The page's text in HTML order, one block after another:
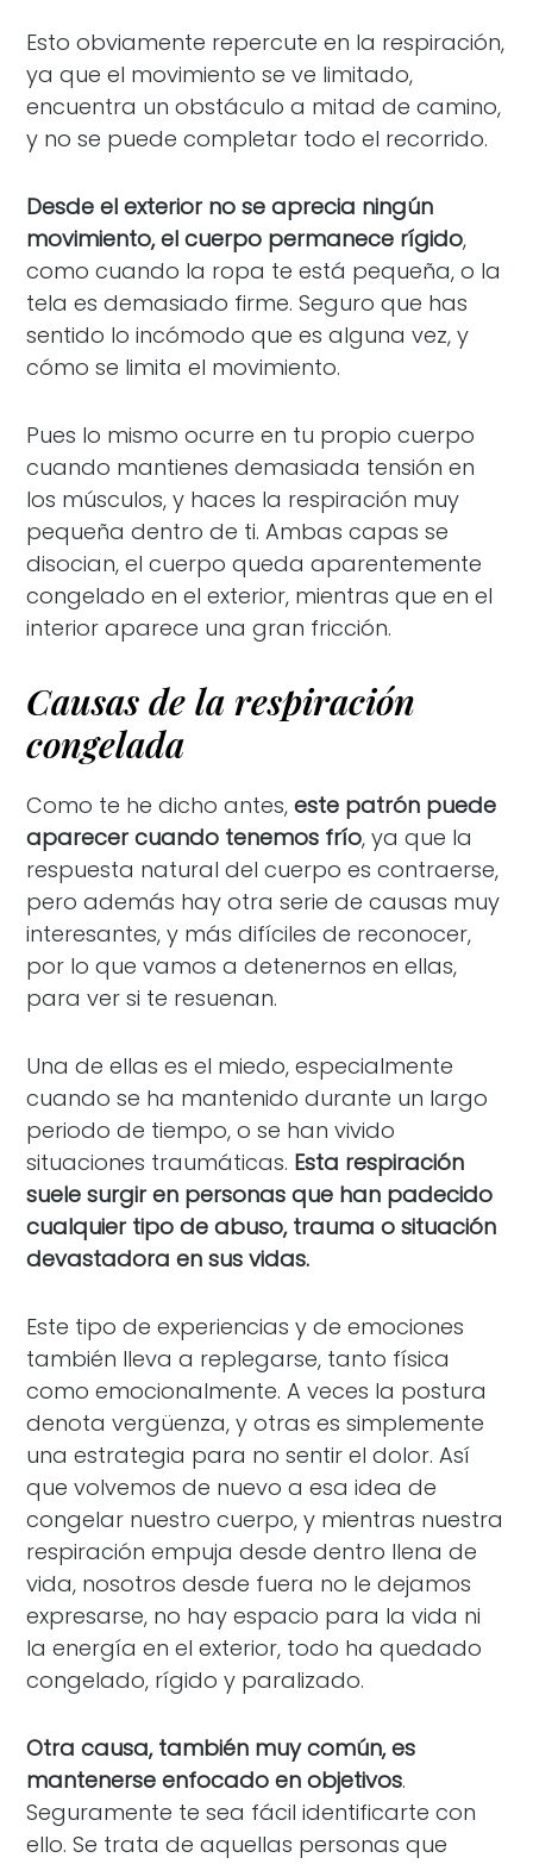
Esto obviamente repercute en la respiración,
ya que el movimiento se ve limitado,
encuentra un obstáculo a mitad de camino,
y no se puede completar todo el recorrido.
Desde el exterior no se aprecia ningún
movimiento, el cuerpo permanece rígido,
como cuando la ropa te está pequeña, o la
tela es demasiado firme. Seguro que has
sentido lo incómodo que es alguna vez, y
cómo se limita el movimiento.
Pues lo mismo ocurre en tu propio cuerpo
cuando mantienes demasiada tensión en
los músculos, y haces la respiración muy
pequeña dentro de ti. Ambas capas se
disocian, el cuerpo queda aparentemente
congelado en el exterior, mientras que en el
interior aparece una gran fricción.
Causas de la respiración
congelada
Como te he dicho antes,este patrón puede
aparecer cuando tenemos frío, ya que la
respuesta natural del cuerpo es contraerse,
pero además hay otra serie de causas muy
interesantes, y más difíciles de reconocer,
por lo que vamos a detenernos en ellas,
para ver si te resuenan.
Una de ellas es el miedo, especialmente
cuando se ha mantenido durante un largo
periodo de tiempo, o se han vivido
situaciones traumáticas. Esta respiración
suele surgir en personas que han padecido
cualquier tipo de abuso, trauma o situación
devastadora en sus vidas.
Este tipo de experiencias y de emociones
también lleva a replegarse, tanto física
como emocionalmente. A veces la postura
denota vergüenza, y otras es simplemente
una estrategia para no sentir el dolor. Así
que volvemos de nuevo a esa idea de
congelar nuestro cuerpo, y mientras nuestra
respiración empuja desde dentro llena de
vida, nosotros desde fuera no le dejamos
expresarse, no hay espacio para la vida ni
la energía en el exterior, todo ha quedado
congelado, rígido y paralizado.
Otra causa, también muy común, es
mantenerse enfocado en objetivos.
Seguramente te sea fácil identificarte con
ello. Se trata de aquellas personas que